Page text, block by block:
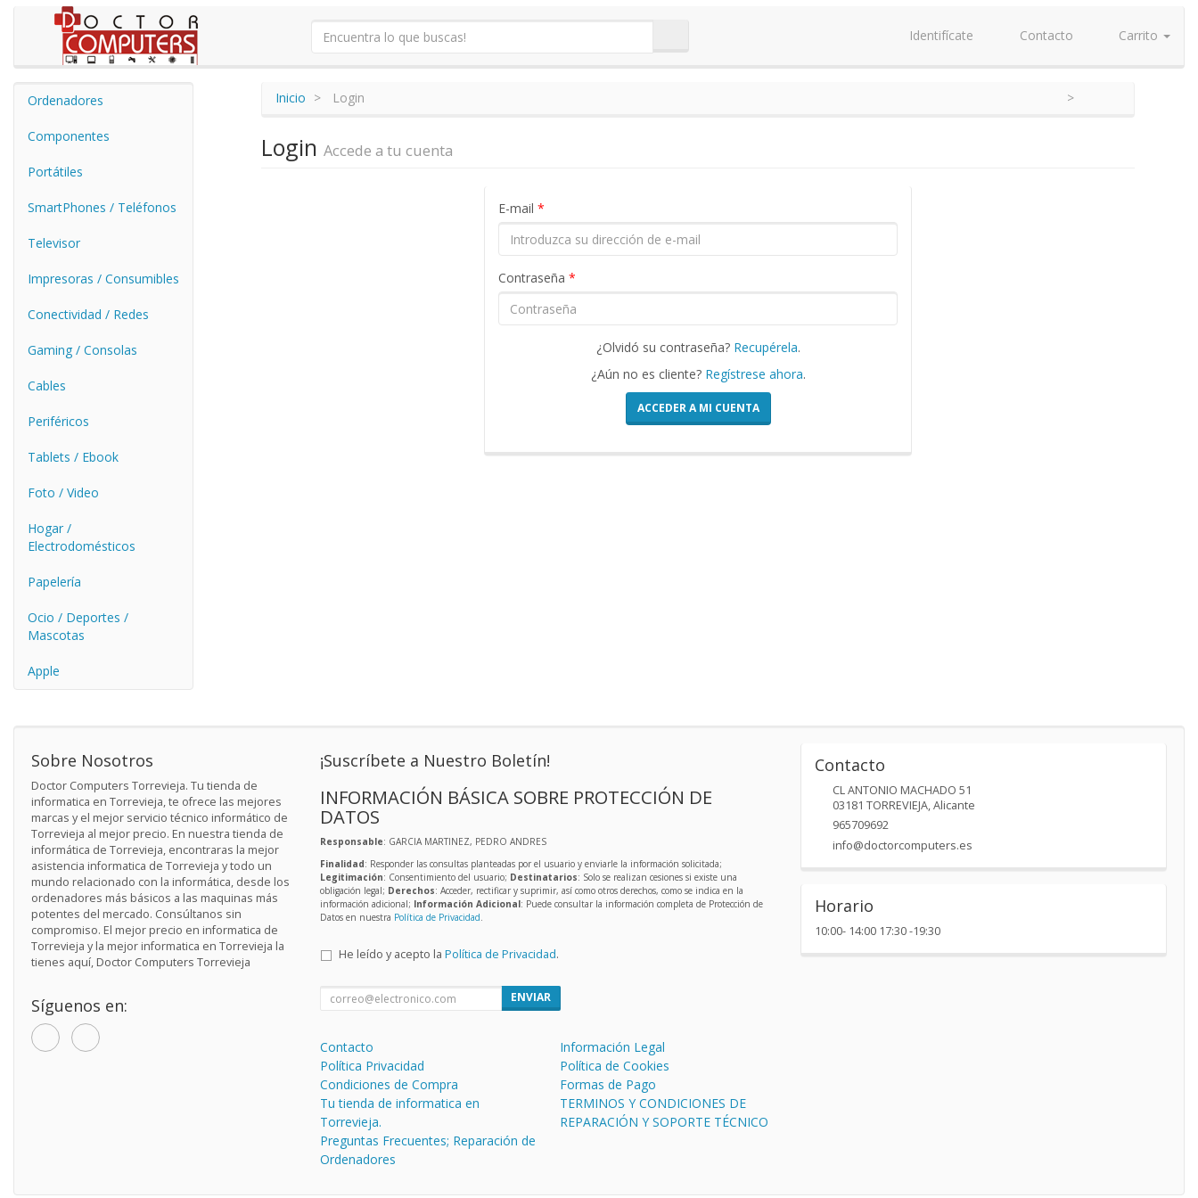
Identifícate Contacto Carrito
Ordenadores
Componentes
Portátiles
SmartPhones / Teléfonos
Televisor
Impresoras / Consumibles
Conectividad / Redes
Gaming / Consolas
Cables
Periféricos
Tablets / Ebook
Foto / Video
Hogar /
Electrodomésticos
Papelería
Ocio / Deportes /
Mascotas
Apple
Inicio Login
Login Accede a tu cuenta
E-mail *
Contraseña *
¿Olvidó su contraseña? Recupérela.
¿Aún no es cliente? Regístrese ahora.
ACCEDER A MI CUENTA
Sobre Nosotros
Doctor Computers Torrevieja. Tu tienda de
informatica en Torrevieja, te ofrece las mejores
marcas y el mejor servicio técnico informático de
Torrevieja al mejor precio. En nuestra tienda de
informática de Torrevieja, encontraras la mejor
asistencia informatica de Torrevieja y todo un
mundo relacionado con la informática, desde los
ordenadores más básicos a las maquinas más
potentes del mercado. Consúltanos sin
compromiso. El mejor precio en informatica de
Torrevieja y la mejor informatica en Torrevieja la
tienes aquí, Doctor Computers Torrevieja
Síguenos en:
¡Suscríbete a Nuestro Boletín!
INFORMACIÓN BÁSICA SOBRE PROTECCIÓN DE
DATOS
Responsable: GARCIA MARTINEZ, PEDRO ANDRES
Finalidad: Responder las consultas planteadas por el usuario y enviarle la información solicitada;
Legitimación: Consentimiento del usuario; Destinatarios: Solo se realizan cesiones si existe una
obligación legal; Derechos: Acceder, rectificar y suprimir, así como otros derechos, como se indica en la
información adicional; Información Adicional: Puede consultar la información completa de Protección de
Datos en nuestra Política de Privacidad.
He leído y acepto la Política de Privacidad.
ENVIAR
Contacto
Información Legal
Política Privacidad
Política de Cookies
Condiciones de Compra
Formas de Pago
Tu tienda de informatica en
Torrevieja.
TERMINOS Y CONDICIONES DE
REPARACIÓN Y SOPORTE TÉCNICO
Preguntas Frecuentes; Reparación de
Ordenadores
Contacto
CL ANTONIO MACHADO 51
03181 TORREVIEJA,Alicante
965709692
info@doctorcomputers.es
Horario
10:00- 14:00 17:30 -19:30